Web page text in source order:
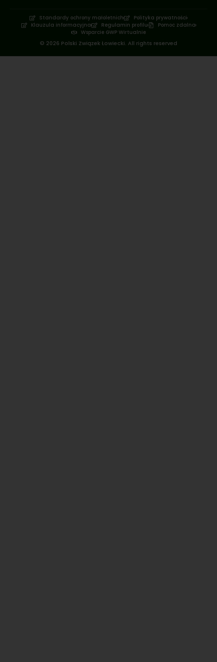
© 2026 Polski Związek Łowiecki. All rights reserved
Standardy ochrony małoletnich
Polityka prywatności
Klauzula informacyjna
Regulamin profilu
Pomoc zdalna
Wsparcie GWP Wirtualnie